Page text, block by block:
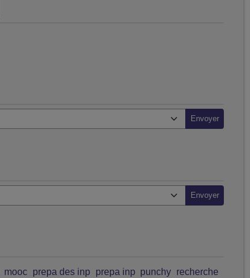
mooc prepa des inp prepa inp punchy recherche